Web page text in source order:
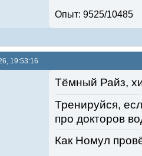
Опыт: 9525/10485
19:53:16
Тёмный Райз,
Тренируйся,
про докторов
Как Номул